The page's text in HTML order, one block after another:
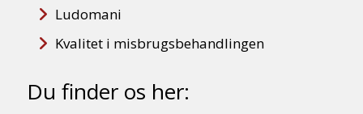
Ludomani
Kvalitet i misbrugsbehandlingen
Du finder os her: